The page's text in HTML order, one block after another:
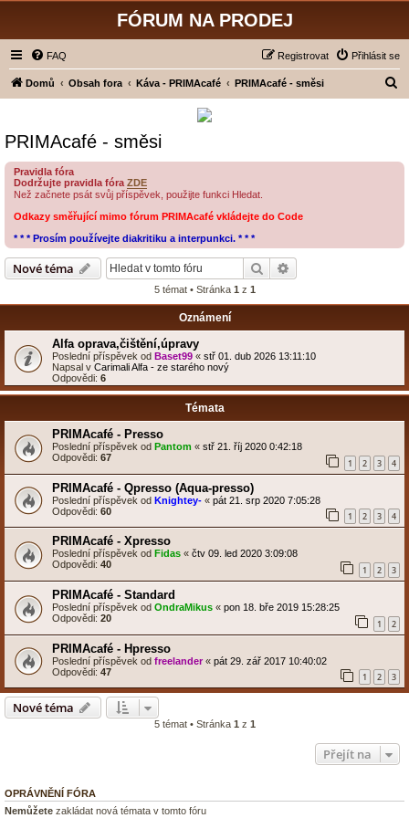
FÓRUM NA PRODEJ
FAQ Přihlásit se
Registrovat
Domů Obsah fora Káva - PRIMAcafé PRIMAcafé - směsi
a
PRIMAcafé - směsi
Pravidla fóra
Dodržujte pravidla fóra ZDE
Než začnete psát svůj příspěvek, použijte funkci Hledat.
Odkazy směřující mimo fórum PRIMAcafé vkládejte do Code
* * * Prosím používejte diakritiku a interpunkci. * * *
Nové téma Hledat
5 témat • Stránka 1 z 1
Oznámení
Alfa oprava,čištění,úpravy
Poslední příspěvek od Baset99 « stř 01. dub 2026 13:11:10
Napsal v Carimali Alfa - ze starého nový
Odpovědi: 6
Témata
PRIMAcafé - Presso
Poslední příspěvek od Pantom « stř 21. říj 2020 0:42:18
Odpovědi: 67 1 2 3 4
PRIMAcafé - Qpresso (Aqua-presso)
Poslední příspěvek od Knightey- « pát 21. srp 2020 7:05:28
Odpovědi: 60 1 2 3 4
PRIMAcafé - Xpresso
Poslední příspěvek od Fidas « čtv 09. led 2020 3:09:08
Odpovědi: 40 1 2 3
PRIMAcafé - Standard
Poslední příspěvek od OndraMikus « pon 18. bře 2019 15:28:25
Odpovědi: 20 1 2
PRIMAcafé - Hpresso
Poslední příspěvek od freelander « pát 29. zář 2017 10:40:02
Odpovědi: 47 1 2 3
Nové téma
5 témat • Stránka 1 z 1
Přejít na
OPRÁVNĚNÍ FÓRA
Nemůžete zakládat nová témata v tomto fóru